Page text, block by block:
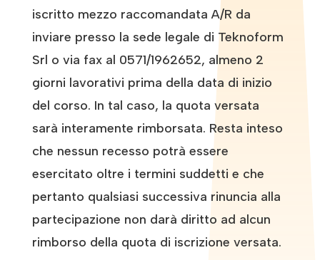
iscritto mezzo raccomandata A/R da
inviare presso la sede legale di Teknoform
Srl o via fax al 0571/1962652, almeno 2
giorni lavorativi prima della data di inizio
del corso. In tal caso, la quota versata
sarà interamente rimborsata. Resta inteso
che nessun recesso potrà essere
esercitato oltre i termini suddetti e che
pertanto qualsiasi successiva rinuncia alla
partecipazione non darà diritto ad alcun
rimborso della quota di iscrizione versata.